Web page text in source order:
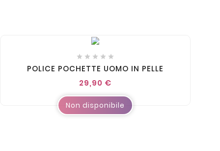
    
POLICE POCHETTE UOMO IN PELLE
29,90 €
Non disponibile